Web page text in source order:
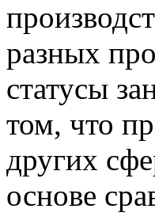
разных
статусы
том, что
других
основе